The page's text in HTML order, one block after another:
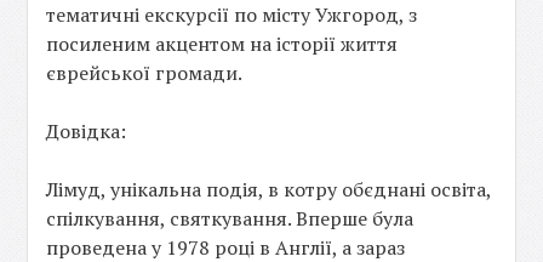
тематичні екскурсії по місту Ужгород, з
посиленим акцентом на історії життя
єврейської громади.
Довідка:
Лімуд, унікальна подія, в котру обєднані освіта,
спілкування, святкування. Вперше була
проведена у 1978 році в Англії, а зараз